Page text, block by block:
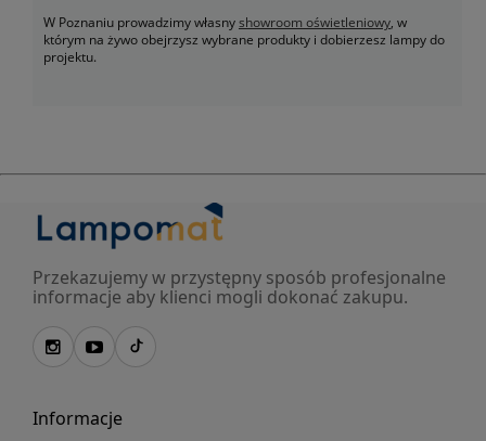
W Poznaniu prowadzimy własnyshowroom oświetleniowy, w
którym na żywo obejrzysz wybrane produkty i dobierzesz lampy do
projektu.
Przekazujemy w przystępny sposób profesjonalne
informacje aby klienci mogli dokonać zakupu.
Informacje